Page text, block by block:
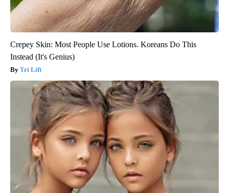
Crepey Skin: Most People Use Lotions. Koreans Do This
Instead (It's Genius)
Tri Lift